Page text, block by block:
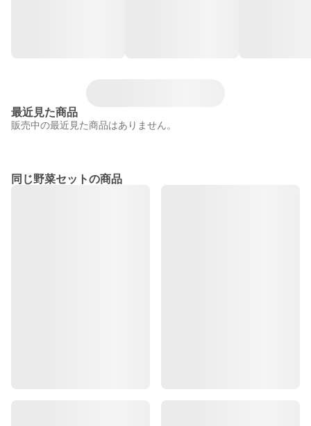
最近見た商品
販売中の最近見た商品はありません。
同じ野菜セットの商品